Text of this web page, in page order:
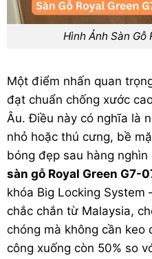
Hình Ảnh Sàn Gỗ
Một điểm nhấn quan
đạt chuẩn chống xước
Âu. Điều này có nghĩa là
nhỏ hoặc thú cưng, bề
bóng đẹp sau hàng
sàn gỗ Royal Green G7-
khóa Big Locking System
chắc chắn từ Malaysia,
chóng mà không cần keo
công xuống còn 50% so